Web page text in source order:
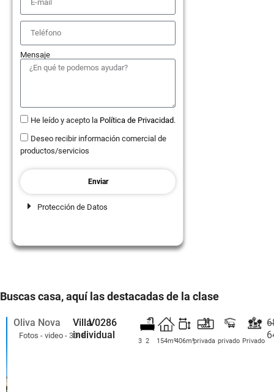
Mensaje
He leído y acepto la Política de Privacidad.
Deseo recibir información comercial de
productos/servicios
Enviar
Protección de Datos
Buscas casa, aquí las destacadas de la clase
Fotos - video - 3D +
Oliva Nova
Villa
individual
V0286
3 2 154m²406m²privada privado Privado